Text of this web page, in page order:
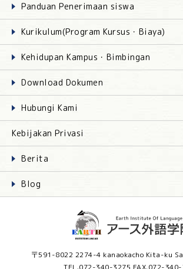
Panduan Penerimaan siswa
Kurikulum(Program Kursus・Biaya)
Kehidupan Kampus・Bimbingan
Download Dokumen
Hubungi Kami
Kebijakan Privasi
Berita
Blog
〒591-8022 2274-4 kanaokacho Kita-ku
TEL.072-340-3275 FAX.072-